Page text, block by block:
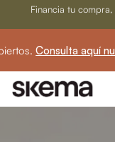
Ir al contenido
Financia tu
aquí nuestro